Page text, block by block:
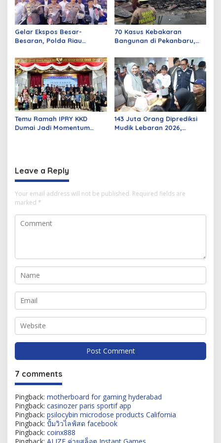
Gelar Ekspos Besar-
Besaran, Polda Riau
Curat, Curas, dan
Curanmor
70 Kasus Kebakaran
Bangunan di Pekanbaru,
Listrik
Temu Ramah IPRY KKD
Dumai Jadi Momentum
143 Juta Orang Diprediksi
Mudik Lebaran 2026,
Leave a Reply
Your email address will not be published. Required fields are
marked *
7 comments
Pingback: motherboard for gaming hyderabad
Pingback: casinozer paris sportif app
Pingback: psilocybin microdose products California
Pingback: ปั้มวิวไลฟ์สด facebook
Pingback: coinx888